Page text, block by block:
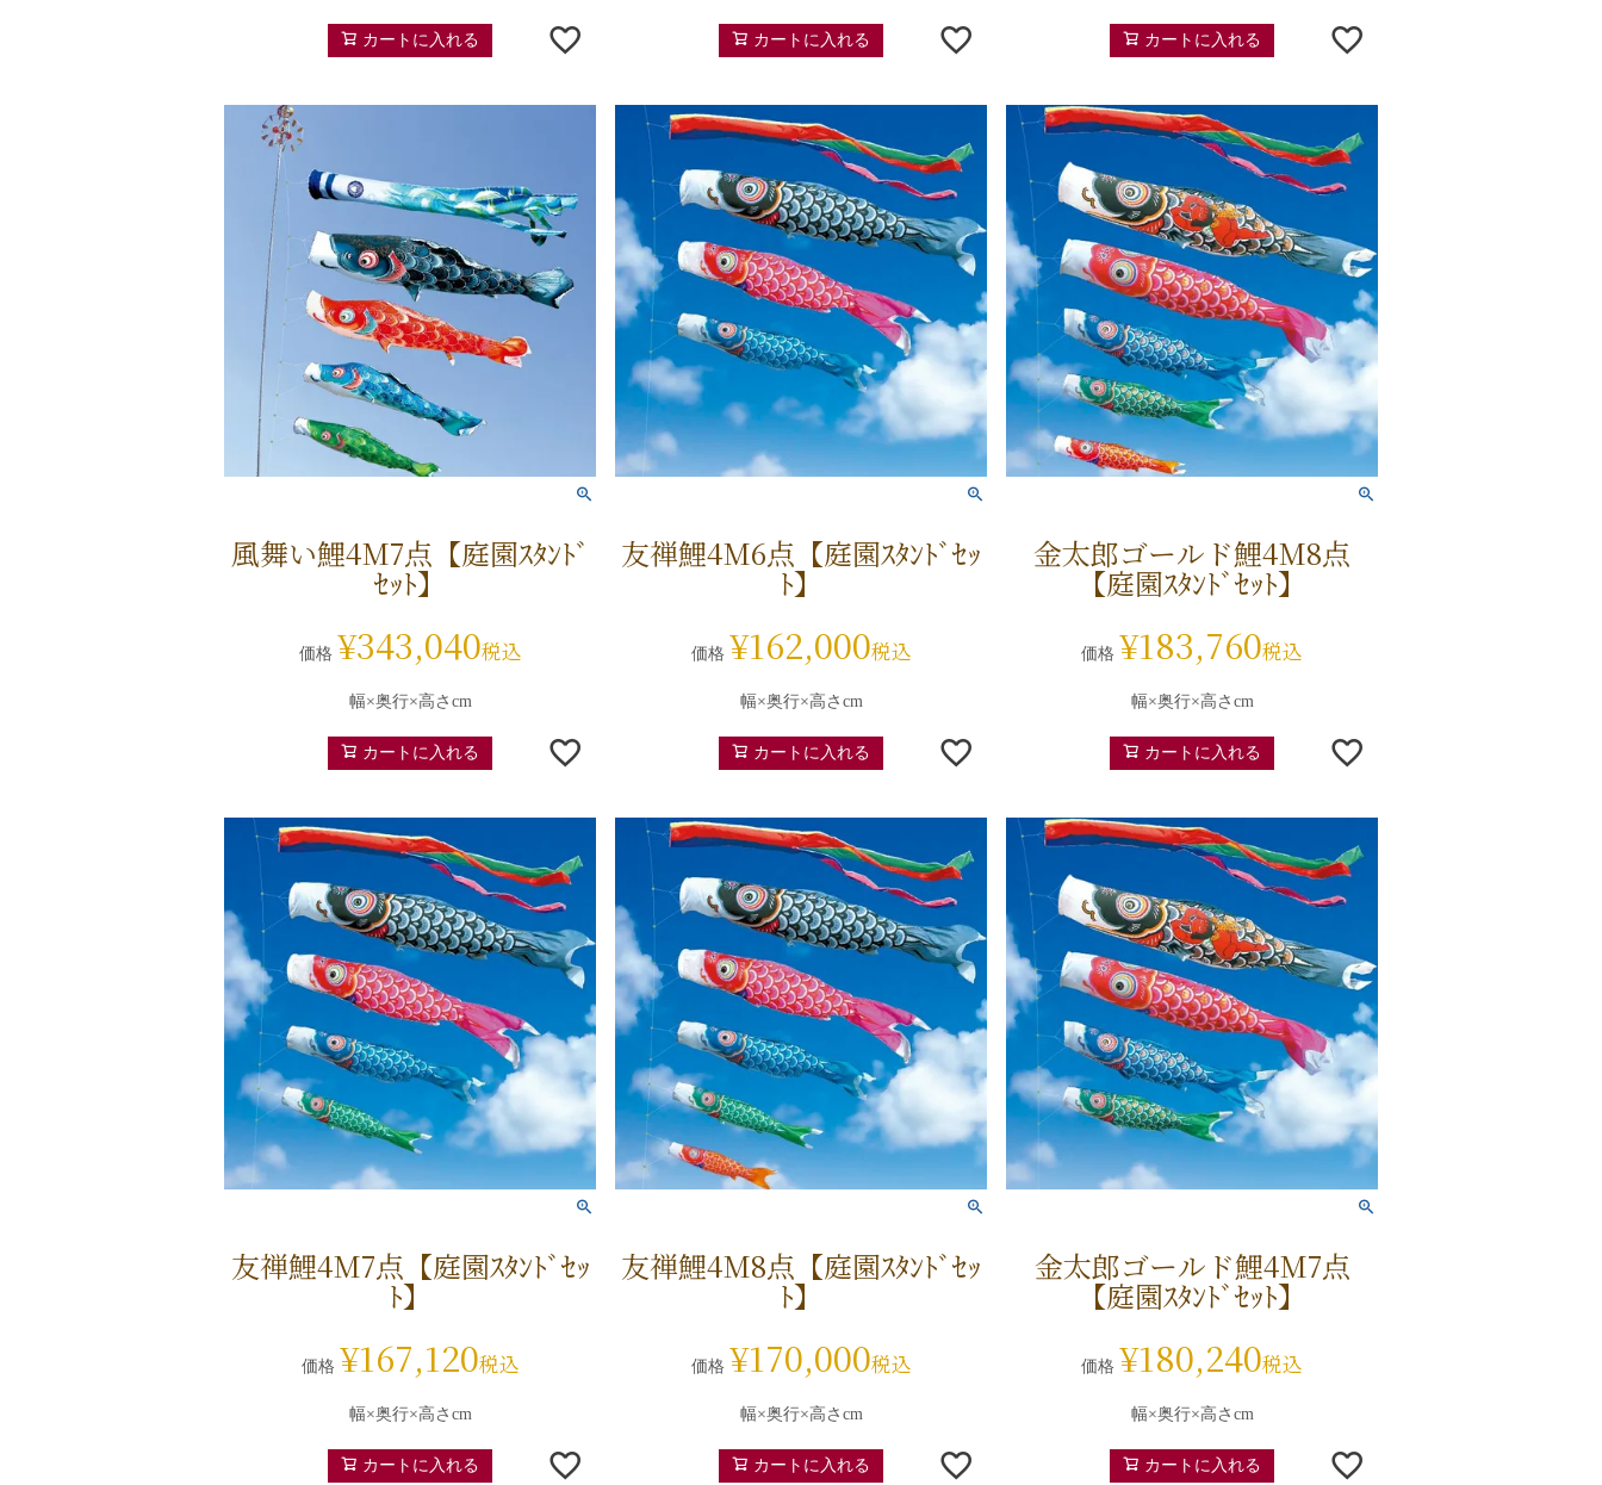
カートに入れる カートに入れる カートに入れる
風舞い鯉4M7点【庭園ｽﾀﾝﾄﾞ
ｾｯﾄ】
価格 ¥343,040税込
幅×奥行×高さcm
カートに入れる
友禅鯉4M6点【庭園ｽﾀﾝﾄﾞｾｯ
ﾄ】
価格 ¥162,000税込
幅×奥行×高さcm
カートに入れる
金太郎ゴールド鯉4M8点
【庭園ｽﾀﾝﾄﾞｾｯﾄ】
価格 ¥183,760税込
幅×奥行×高さcm
カートに入れる
友禅鯉4M7点【庭園ｽﾀﾝﾄﾞｾｯ
ﾄ】
価格 ¥167,120税込
幅×奥行×高さcm
カートに入れる
友禅鯉4M8点【庭園ｽﾀﾝﾄﾞｾｯ
ﾄ】
価格 ¥170,000税込
幅×奥行×高さcm
カートに入れる
金太郎ゴールド鯉4M7点
【庭園ｽﾀﾝﾄﾞｾｯﾄ】
価格 ¥180,240税込
幅×奥行×高さcm
カートに入れる